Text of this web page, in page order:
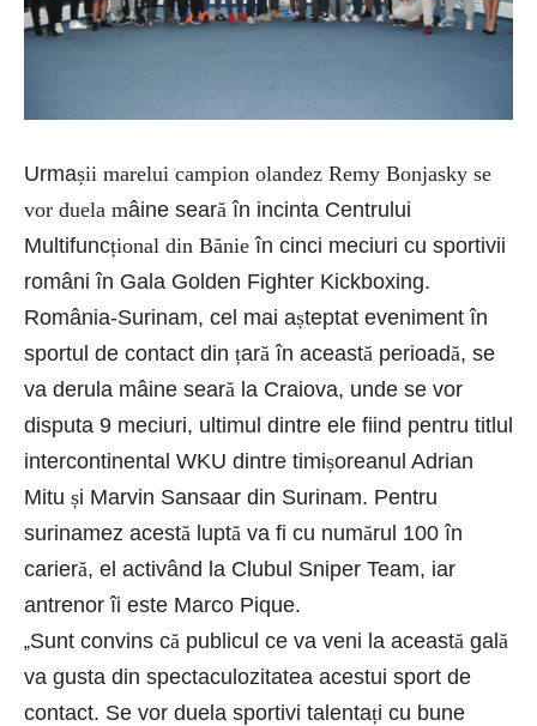
Urmașii marelui campion olandez Remy Bonjasky se
vor duela mâine searăîn incinta Centrului
Multifuncțional din Bănieîn cinci meciuri cu sportivii
români în Gala Golden Fighter Kickboxing.
România-Surinam, cel mai așteptat eveniment în
sportul de contact din țară în această perioadă, se
va derula mâine seară la Craiova, unde se vor
disputa 9 meciuri, ultimul dintre ele fiind pentru titlul
intercontinental WKU dintre timișoreanul Adrian
Mitu și Marvin Sansaar din Surinam. Pentru
surinamez acestă luptă va fi cu numărul 100 în
carieră, el activând la Clubul Sniper Team, iar
antrenor îi este Marco Pique.
„Sunt convins că publicul ce va veni la această gală
va gusta din spectaculozitatea acestui sport de
contact. Se vor duela sportivi talentați cu bune